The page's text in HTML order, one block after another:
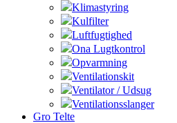
Klimastyring
Kulfilter
Luftfugtighed
Ona Lugtkontrol
Opvarmning
Ventilationskit
Ventilator / Udsug
Ventilationsslanger
Gro Telte